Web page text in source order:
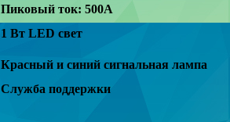
Пиковый ток: 500А
1 Вт LED свет
Красный и синий сигнальная лампа
Служба поддержки